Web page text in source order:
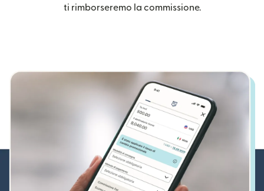
ti rimborseremo la commissione.